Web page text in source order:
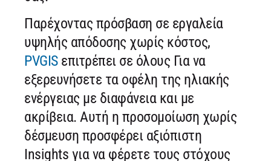
Παρέχοντας πρόσβαση σε εργαλεία
υψηλής απόδοσης χωρίς κόστος,
PVGISεπιτρέπει σε όλους Για να
εξερευνήσετε τα οφέλη της ηλιακής
ενέργειας με διαφάνεια και με
ακρίβεια. Αυτή η προσομοίωση χωρίς
δέσμευση προσφέρει αξιόπιστη
Insights για να φέρετε τους στόχους